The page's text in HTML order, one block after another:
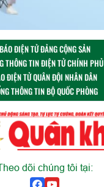
BÁO ĐIỆN TỬ ĐẢNG CỘNG SẢN
THÔNG TIN ĐIỆN TỬ CHÍNH PHỦ
ĐIỆN TỬ QUÂN ĐỘI NHÂN DÂN
THÔNG TIN BỘ QUỐC PHÒNG
dõi chúng tôi tại: